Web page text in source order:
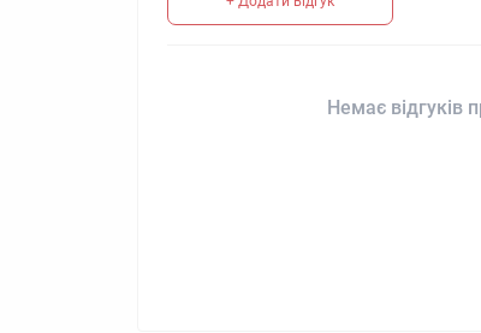
Немає відгуків